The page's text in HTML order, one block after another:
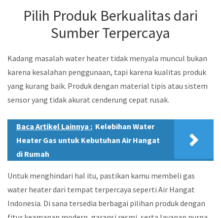
Pilih Produk Berkualitas dari
Sumber Terpercaya
Kadang masalah water heater tidak menyala muncul bukan
karena kesalahan penggunaan, tapi karena kualitas produk
yang kurang baik. Produk dengan material tipis atau sistem
sensor yang tidak akurat cenderung cepat rusak.
Baca Artikel Lainnya : Kelebihan Water
Heater Gas untuk Kebutuhan Air Hangat
di Rumah
Untuk menghindari hal itu, pastikan kamu membeli gas
water heater dari tempat terpercaya seperti Air Hangat
Indonesia. Di sana tersedia berbagai pilihan produk dengan